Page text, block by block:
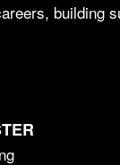
building